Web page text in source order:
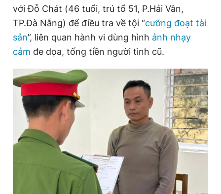
Tiện ích Bạn cần biết
Thông tin tòa soạn Liên hệ quảng cáo
Đọc Thanh Niên trên điện thoại
Theo dõi báo trên
với Đỗ Chát (46 tuổi, trú tổ 51, P.Hải Vân,
TP.Đà Nẵng) để điều tra về tội “cưỡng đoạt tài
sản”, liên quan hành vi dùng hình ảnh nhạy
cảm đe dọa, tống tiền người tình cũ.